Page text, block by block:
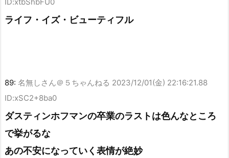
ライフ・イズ・ビューティフル
89: 名無しさん＠５ちゃんねる 2023/12/01(金) 22:16:21.88
ID:xSC2+8ba0
ダスティンホフマンの卒業のラストは色んなところ
で挙がるな
あの不安になっていく表情が絶妙